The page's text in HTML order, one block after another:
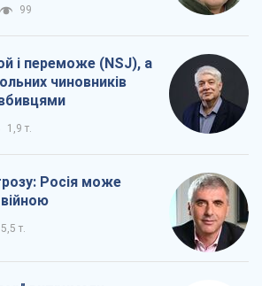
99
і переможе (NSJ), а
чиновників
1,9 т.
Росія може
5,5 т.